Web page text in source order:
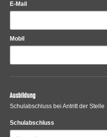
E-Mail
Mobil
Ausbildung
Schulabschluss bei Antritt der Stelle
Schulabschluss